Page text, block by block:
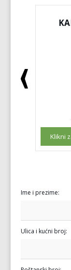
Ime i prezime:
Ulica i kućni broj: